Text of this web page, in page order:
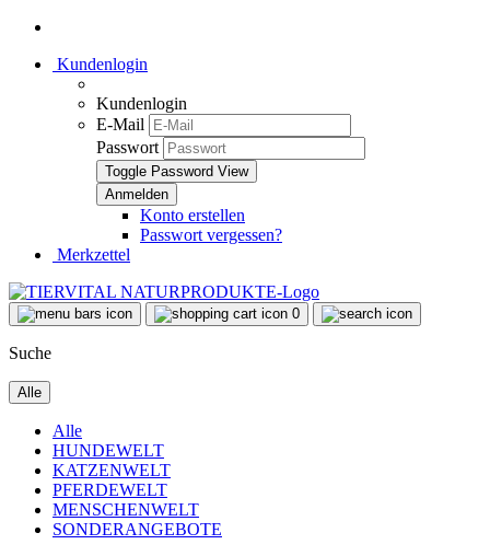
Kundenlogin
Kundenlogin
E-Mail
Passwort
Toggle Password View
Konto erstellen
Passwort vergessen?
Merkzettel
0
Suche
Alle
Alle
HUNDEWELT
KATZENWELT
PFERDEWELT
MENSCHENWELT
SONDERANGEBOTE